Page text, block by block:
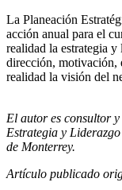
La Planeación
acción anual para el
realidad la estrategia
dirección, motivación,
realidad la visión del
El autor es consultor
Estrategia y
de Monterrey.
Artículo publicado